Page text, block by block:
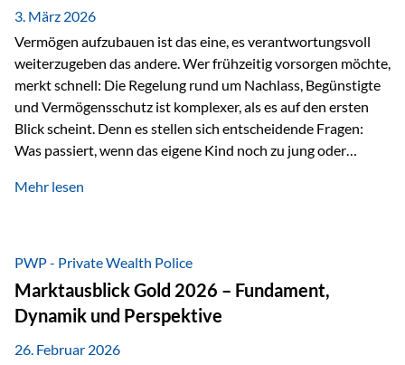
Zinsen, Dividenden und Kursgewinne werden laufend
besteuert.
3. März 2026
Vermögen aufzubauen ist das eine, es verantwortungsvoll
weiterzugeben das andere. Wer frühzeitig vorsorgen möchte,
merkt schnell: Die Regelung rund um Nachlass, Begünstigte
und Vermögensschutz ist komplexer, als es auf den ersten
Blick scheint. Denn es stellen sich entscheidende Fragen:
Was passiert, wenn das eigene Kind noch zu jung oder
verwalten? Wie kann verhindert werden, dass Ex-Partner,
unbürokratisch übertragen, ohne ausschließlich auf ein
Testament angewiesen zu sein? Wenn klassische Lösungen
nicht ausreichen Traditionelle Nachlassregelungen stoßen
oft…
Mehr lesen
PWP - Private Wealth Police
Marktausblick Gold 2026 – Fundament,
Dynamik und Perspektive
26. Februar 2026